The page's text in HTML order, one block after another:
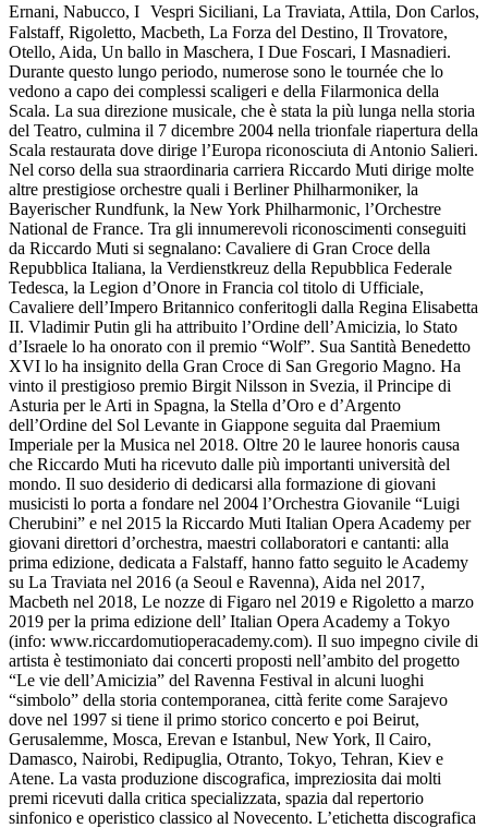
Ernani, Nabucco, I Vespri Siciliani, La Traviata, Attila, Don Carlos,
Falstaff, Rigoletto, Macbeth, La Forza del Destino, Il Trovatore,
Otello, Aida, Un ballo in Maschera, I Due Foscari, I Masnadieri.
Durante questo lungo periodo, numerose sono le tournée che lo
vedono a capo dei complessi scaligeri e della Filarmonica della
Scala. La sua direzione musicale, che è stata la più lunga nella storia
del Teatro, culmina il 7 dicembre 2004 nella trionfale riapertura della
Scala restaurata dove dirige l’Europa riconosciuta di Antonio Salieri.
Nel corso della sua straordinaria carriera Riccardo Muti dirige molte
altre prestigiose orchestre quali i Berliner Philharmoniker, la
Bayerischer Rundfunk, la New York Philharmonic, l’Orchestre
National de France. Tra gli innumerevoli riconoscimenti conseguiti
da Riccardo Muti si segnalano: Cavaliere di Gran Croce della
Repubblica Italiana, la Verdienstkreuz della Repubblica Federale
Tedesca, la Legion d’Onore in Francia col titolo di Ufficiale,
Cavaliere dell’Impero Britannico conferitogli dalla Regina Elisabetta
II. Vladimir Putin gli ha attribuito l’Ordine dell’Amicizia, lo Stato
d’Israele lo ha onorato con il premio “Wolf”. Sua Santità Benedetto
XVI lo ha insignito della Gran Croce di San Gregorio Magno. Ha
vinto il prestigioso premio Birgit Nilsson in Svezia, il Principe di
Asturia per le Arti in Spagna, la Stella d’Oro e d’Argento
dell’Ordine del Sol Levante in Giappone seguita dal Praemium
Imperiale per la Musica nel 2018. Oltre 20 le lauree honoris causa
che Riccardo Muti ha ricevuto dalle più importanti università del
mondo. Il suo desiderio di dedicarsi alla formazione di giovani
musicisti lo porta a fondare nel 2004 l’Orchestra Giovanile “Luigi
Cherubini” e nel 2015 la Riccardo Muti Italian Opera Academy per
giovani direttori d’orchestra, maestri collaboratori e cantanti: alla
prima edizione, dedicata a Falstaff, hanno fatto seguito le Academy
su La Traviata nel 2016 (a Seoul e Ravenna), Aida nel 2017,
Macbeth nel 2018, Le nozze di Figaro nel 2019 e Rigoletto a marzo
2019 per la prima edizione dell’ Italian Opera Academy a Tokyo
(info: www.riccardomutioperacademy.com). Il suo impegno civile di
artista è testimoniato dai concerti proposti nell’ambito del progetto
“Le vie dell’Amicizia” del Ravenna Festival in alcuni luoghi
“simbolo” della storia contemporanea, città ferite come Sarajevo
dove nel 1997 si tiene il primo storico concerto e poi Beirut,
Gerusalemme, Mosca, Erevan e Istanbul, New York, Il Cairo,
Damasco, Nairobi, Redipuglia, Otranto, Tokyo, Tehran, Kiev e
Atene. La vasta produzione discografica, impreziosita dai molti
premi ricevuti dalla critica specializzata, spazia dal repertorio
sinfonico e operistico classico al Novecento. L’etichetta discografica